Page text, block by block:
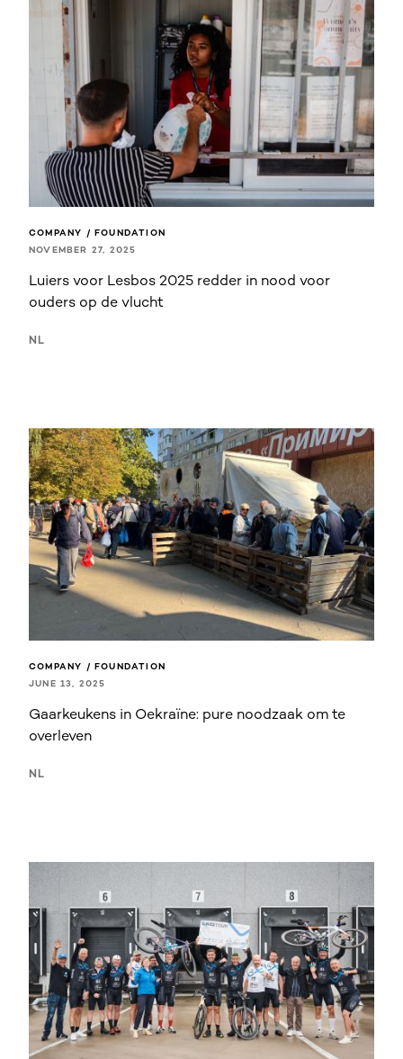
COMPANY / FOUNDATION
NOVEMBER 27, 2025
Luiers voor Lesbos 2025 redder in nood voor
ouders op de vlucht
NL
COMPANY / FOUNDATION
JUNE 13, 2025
Gaarkeukens in Oekraïne: pure noodzaak om te
overleven
NL